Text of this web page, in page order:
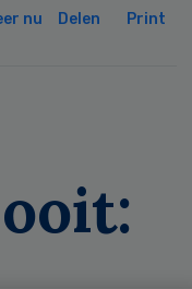
nu Delen Print